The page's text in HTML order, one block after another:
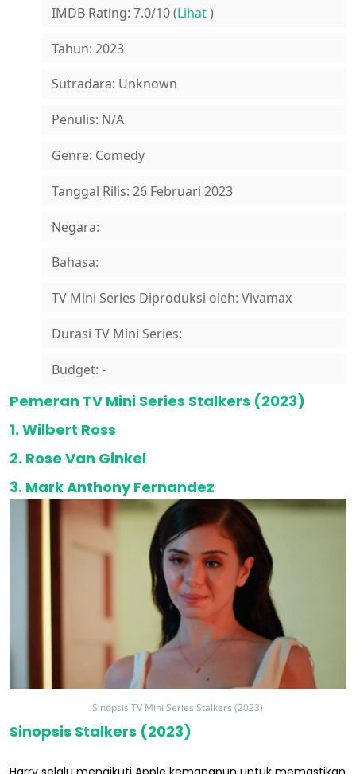
IMDB Rating: 7.0/10 (Lihat)
Tahun: 2023
Sutradara: Unknown
Penulis: N/A
Genre: Comedy
Tanggal Rilis: 26 Februari 2023
Negara:
Bahasa:
TV Mini Series Diproduksi oleh: Vivamax
Durasi TV Mini Series:
Budget: -
Pemeran TV Mini Series Stalkers (2023)
1. Wilbert Ross
2. Rose Van Ginkel
3. Mark Anthony Fernandez
Sinopsis TV Mini Series Stalkers (2023)
Sinopsis Stalkers (2023)